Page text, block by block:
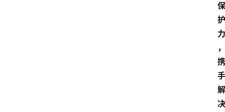
保
护
力
，
携
手
解
决